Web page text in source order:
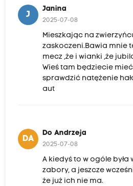
J
Janina
2025-07-08
Mieszkając na
zaskoczeni.Bawia mnie
mecz ,że i wianki ,że
Wieś tam będziecie mieć
sprawdzić natężenie
aut
DA
Do Andrzeja
2025-07-08
A kiedyś to w ogóle była
zabory, a jeszcze
że już ich nie ma.